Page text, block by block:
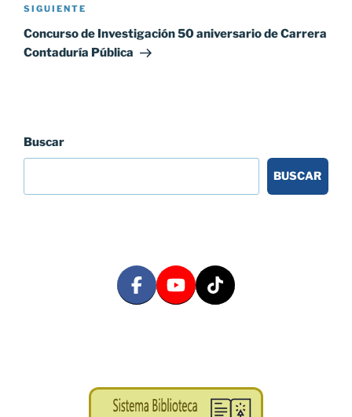
Siguiente
entrada
SIGUIENTE
Concurso de Investigación 50 aniversario de Carrera
Contaduría Pública
Buscar
BUSCAR